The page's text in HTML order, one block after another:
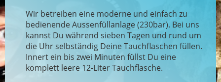
Wir betreiben eine moderne und einfach zu
bedienende Aussenfüllanlage (230bar). Bei uns
kannst Du während sieben Tagen und rund um
die Uhr selbständig Deine Tauchflaschen füllen.
Innert ein bis zwei Minuten füllst Du eine
komplett leere 12-Liter Tauchflasche.